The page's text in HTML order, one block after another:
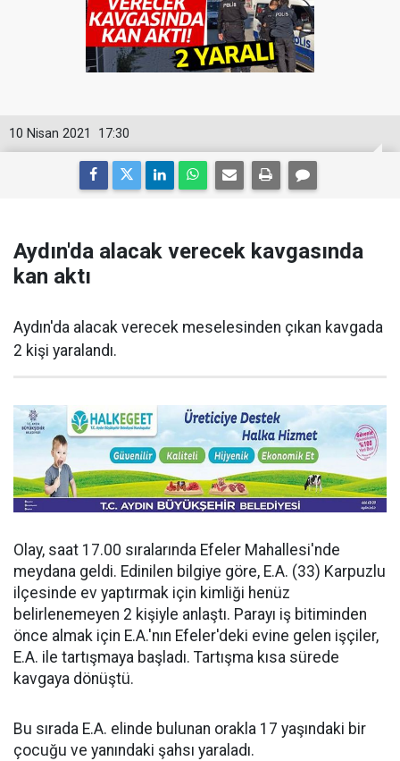
17:30
10 Nisan 2021
Aydın'da alacak verecek kavgasında
kan aktı
Aydın'da alacak verecek meselesinden çıkan kavgada
2 kişi yaralandı.
Olay, saat 17.00 sıralarında Efeler Mahallesi'nde
meydana geldi. Edinilen bilgiye göre, E.A. (33) Karpuzlu
ilçesinde ev yaptırmak için kimliği henüz
belirlenemeyen 2 kişiyle anlaştı. Parayı iş bitiminden
önce almak için E.A.'nın Efeler'deki evine gelen işçiler,
E.A. ile tartışmaya başladı. Tartışma kısa sürede
kavgaya dönüştü.
Bu sırada E.A. elinde bulunan orakla 17 yaşındaki bir
çocuğu ve yanındaki şahsı yaraladı.